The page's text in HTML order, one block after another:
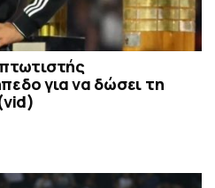
για να δώσει τη